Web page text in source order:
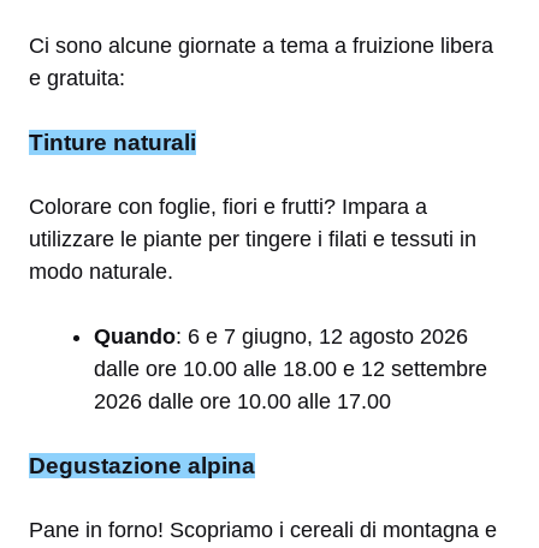
Ci sono alcune giornate a tema a fruizione libera
e gratuita:
Tinture naturali
Colorare con foglie, fiori e frutti? Impara a
utilizzare le piante per tingere i filati e tessuti in
modo naturale.
Quando: 6 e 7 giugno, 12 agosto 2026
dalle ore 10.00 alle 18.00 e 12 settembre
2026 dalle ore 10.00 alle 17.00
Degustazione alpina
Pane in forno! Scopriamo i cereali di montagna e